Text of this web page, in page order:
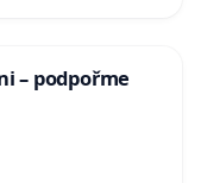
– podpořme